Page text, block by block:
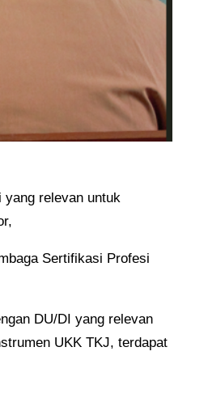
yang relevan untuk
Sertifikasi Profesi
DU/DI yang relevan
UKK TKJ, terdapat